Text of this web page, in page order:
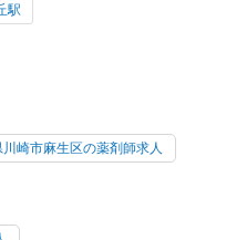
駅
崎市麻生区の薬剤師求人